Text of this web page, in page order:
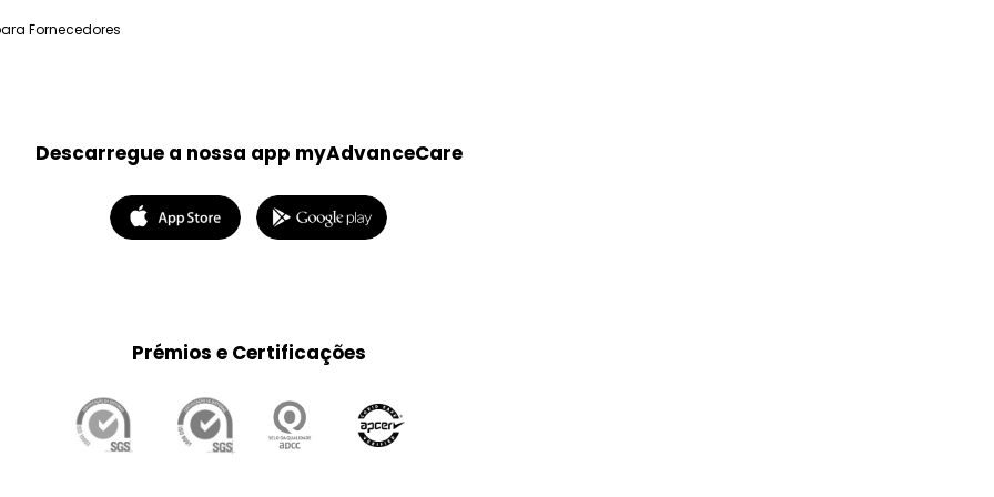
Fornecedores
Descarregue a nossa app myAdvanceCare
Prémios e Certificações